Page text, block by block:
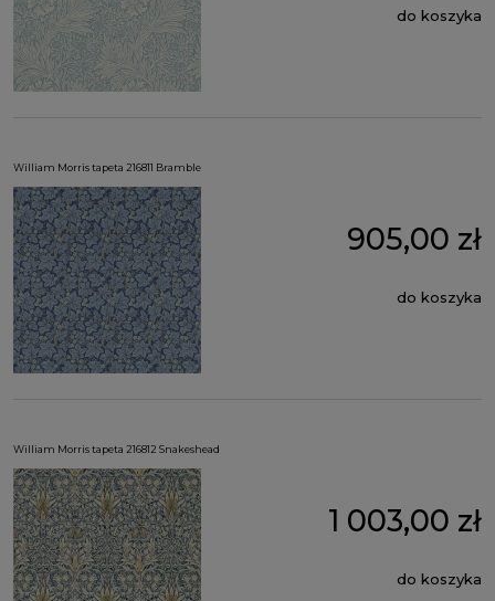
do koszyka
William Morris tapeta 216811 Bramble
905,00 zł
do koszyka
William Morris tapeta 216812 Snakeshead
1 003,00 zł
do koszyka